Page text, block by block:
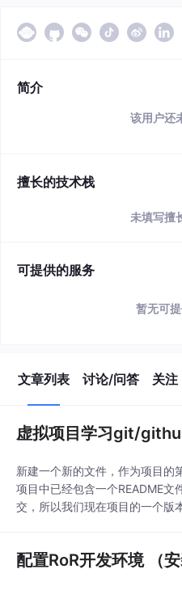
简介
该用户还
擅长的技术栈
未填写擅
可提供的服务
暂无可
文章列表 讨论/问答 关注
虚拟项目学习git/
新建一个新的文件，作为项目的
项目中已经包含一个README文
交，所以我们现在项目的一个版
存，或者已经提交等状态。
配置RoR开发环境 （